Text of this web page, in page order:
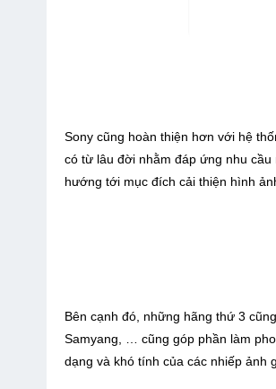
Sony cũng hoàn thiện hơn với hệ
có từ lâu đời nhằm đáp ứng nhu
hướng tới mục đích cải thiện hình
Bên cạnh đó, những hãng thứ 3
Samyang, … cũng góp phần làm
dạng và khó tính của các nhiếp ảnh